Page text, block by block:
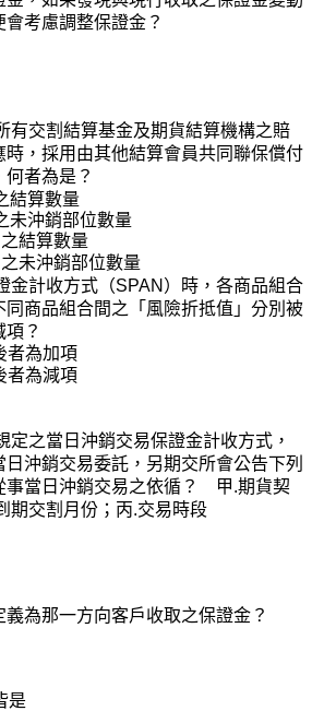
考慮調整保證金？
有交割結算基金及期貨結算機構之賠
，採用由其他結算會員共同聯保償付
者為是？
結算數量
未沖銷部位數量
結算數量
未沖銷部位數量
金計收方式（SPAN ）時，各商品組合
同商品組合間之「風險折抵值」分別被
？
者為加項
者為減項
定之當日沖銷交易保證金計收方式，
沖銷交易委託，另期交所會公告下列
事當日沖銷交易之依循？ 甲.期貨契
期交割月份；丙.交易時段
義為那一方向客戶收取之保證金？
是